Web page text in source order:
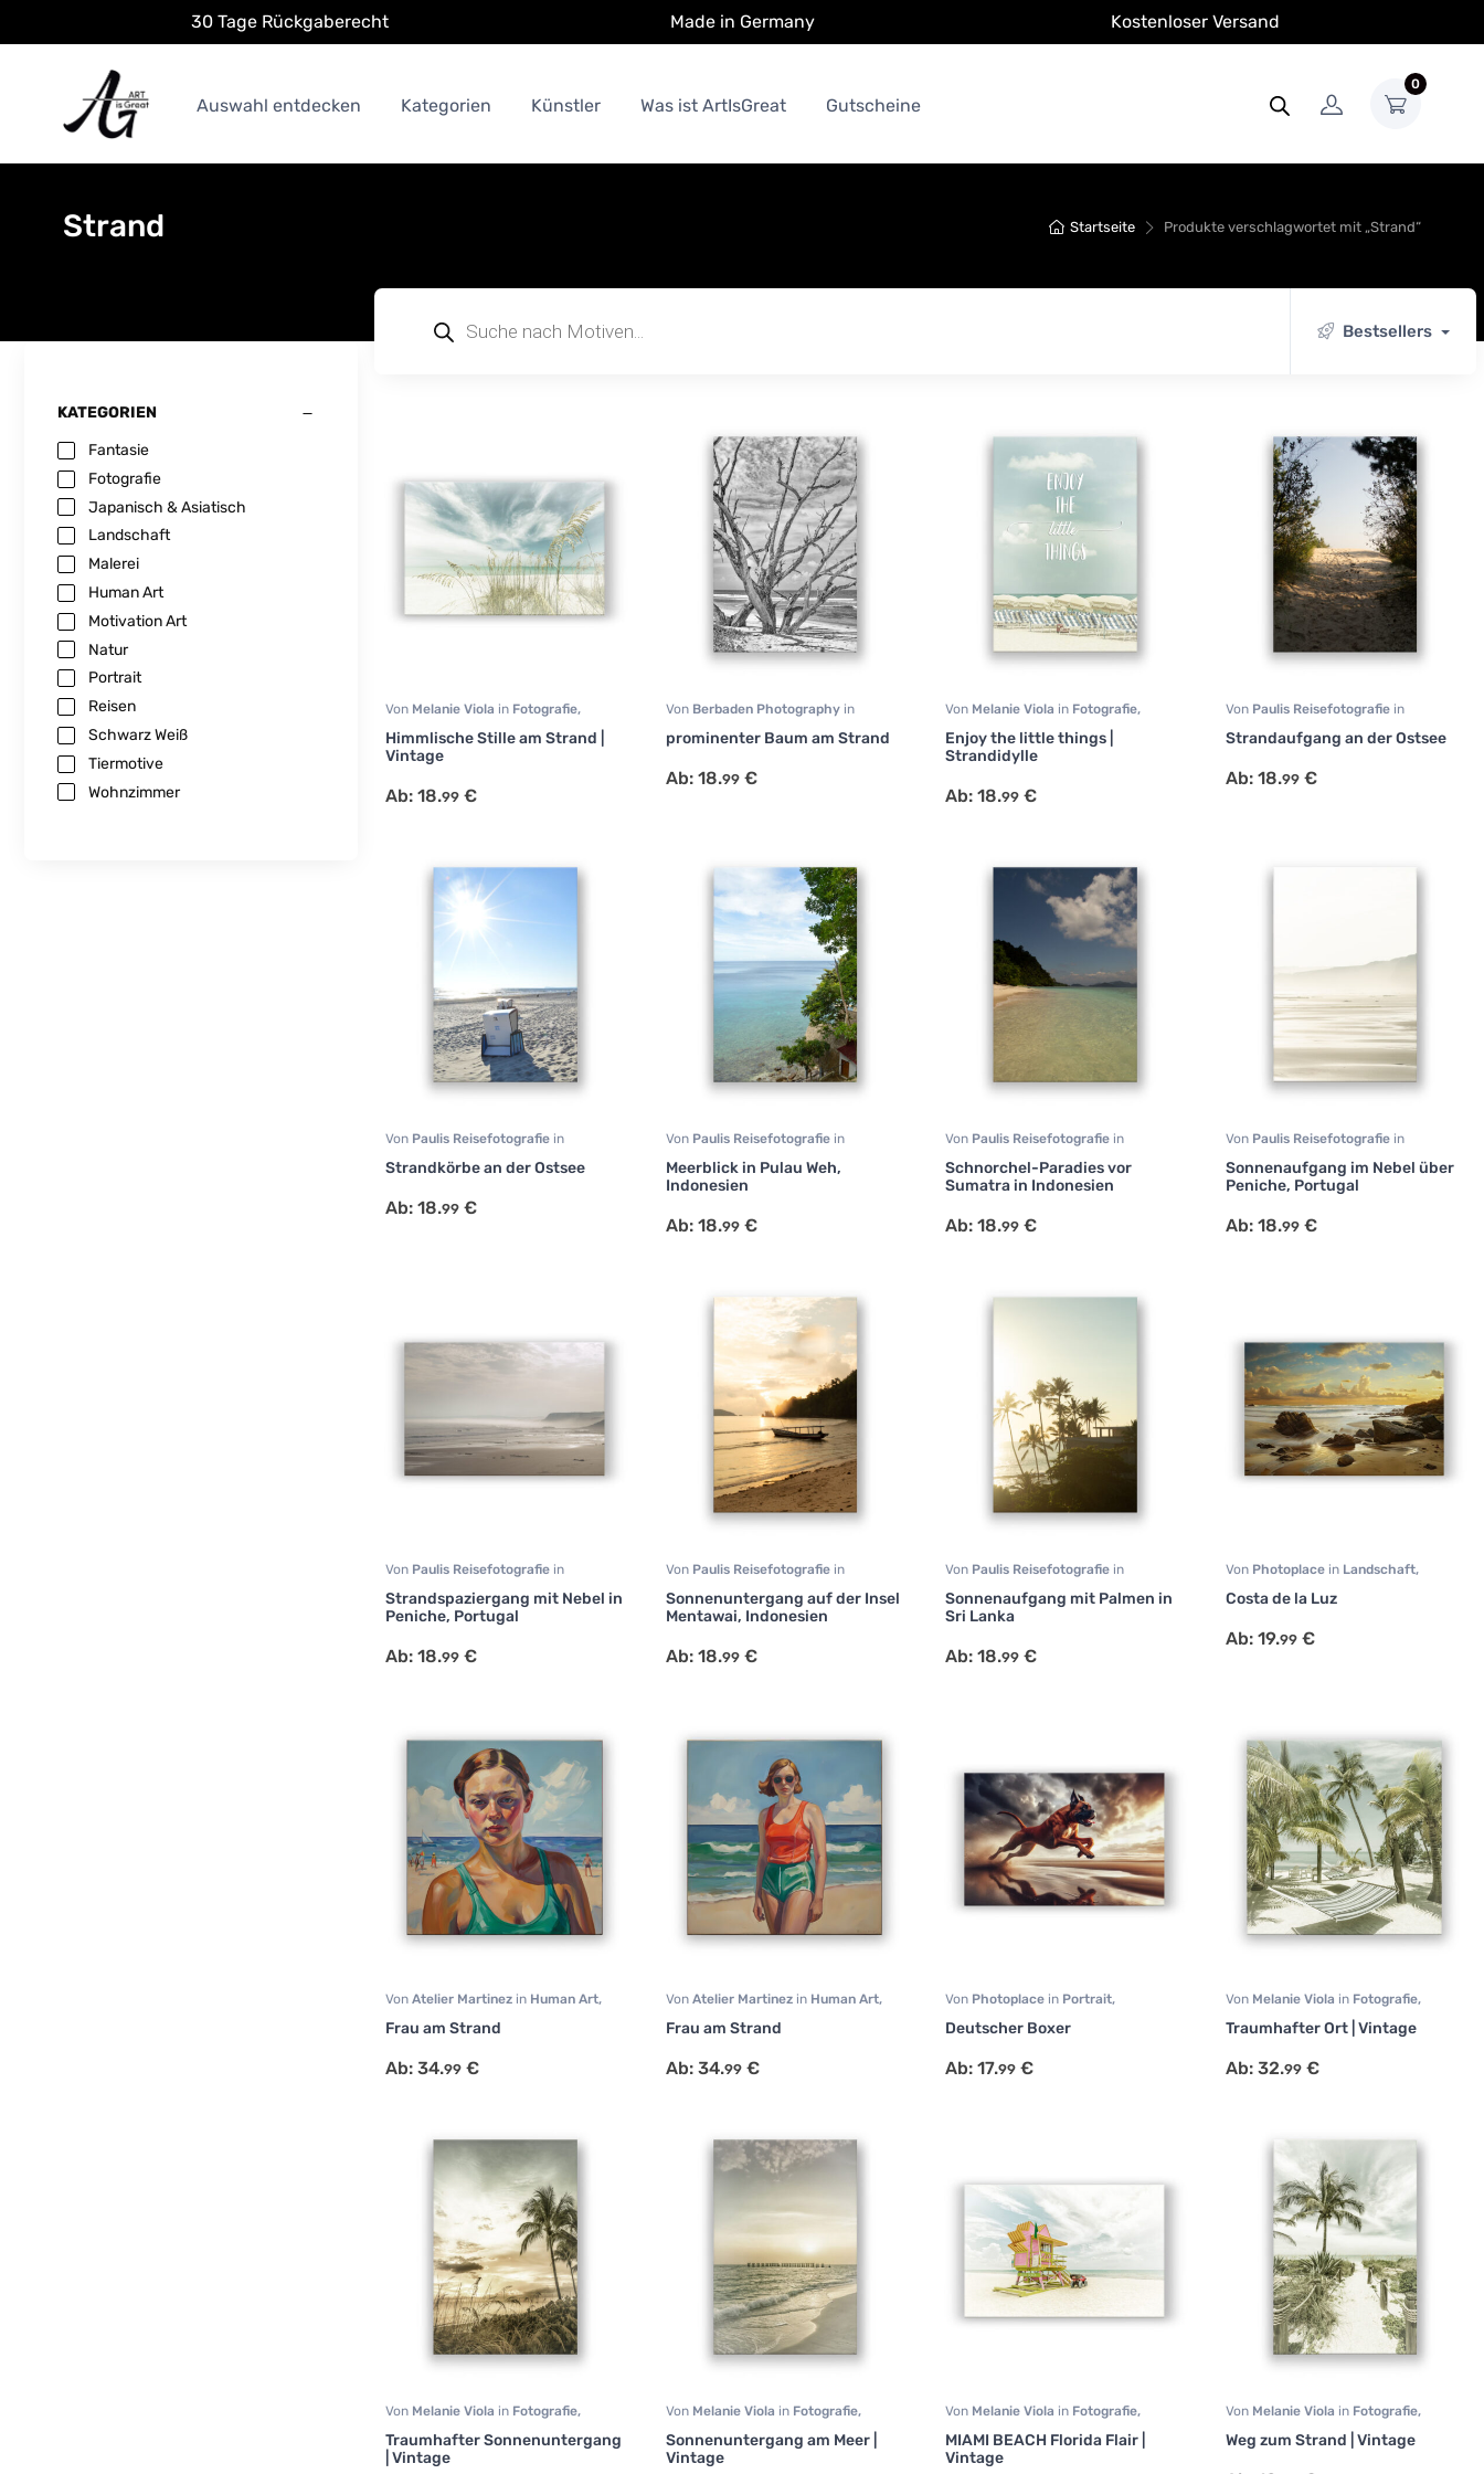
30 Tage Rückgaberecht Made in Germany Kostenloser Versand
0
Auswahl entdecken Kategorien Künstler Was ist ArtIsGreat Gutscheine
Startseite Produkte verschlagwortet mit „Strand“
Strand
Bestsellers
Von Melanie Viola in Fotografie,
Landschaft
Natur
Himmlische Stille am Strand |
Vintage
Ab:18.99 €
Von Berbaden Photography in
Fotografie
prominenter Baum am Strand
Ab: 18.99 €
Von Melanie Viola in Fotografie,
Motivation Art
Reisen
Enjoy the little things |
Strandidylle
Ab:18.99 €
Von Paulis Reisefotografie in
Natur
Strandaufgang an der Ostsee
Ab: 18.99 €
Von Paulis Reisefotografie in
Fotografie, Natur Reisen
Strandkörbe an der Ostsee
Ab:18.99 €
Von Paulis Reisefotografie in
Fotografie , Natur Reisen
Meerblick in Pulau Weh,
Indonesien
Ab: 18.99 €
Von Paulis Reisefotografie in
Fotografie, Natur Reisen
Schnorchel-Paradies vor
Sumatra in Indonesien
Ab:18.99 €
Von Paulis Reisefotografie in
Fotografie
Natur Reisen
Sonnenaufgang im Nebel über
Peniche, Portugal
Ab: 18.99 €
Von Paulis Reisefotografie in
Natur
Strandspaziergang mit Nebel in
Peniche, Portugal
Ab:18.99 €
Von Paulis Reisefotografie in
Japanisch & Asiatisch
Reisen
Sonnenuntergang auf der Insel
Mentawai, Indonesien
Ab: 18.99 €
Von Paulis Reisefotografie in
Natur Reisen
Sonnenaufgang mit Palmen in
Sri Lanka
Ab:18.99 €
Von Photoplace in Landschaft,
Costa de la Luz
Ab: 19.99 €
VonAtelier Martinez in Human Art,
Natur
Portrait
Frau am Strand
Ab:34.99 €
Von Atelier Martinez in Human Art,
Landschaft , Malerei
Frau am Strand
Ab: 34.99 €
Von Photoplace in Portrait,
Tiermotive
Wohnzimmer
Deutscher Boxer
Ab:17.99 €
Von Melanie Viola in Fotografie,
Landschaft, Reisen
Traumhafter Ort | Vintage
Ab: 32.99 €
Von Melanie Viola in Fotografie,
Landschaft, Reisen
Traumhafter Sonnenuntergang
| Vintage
Von Melanie Viola in Fotografie,
Landschaft
Reisen
Sonnenuntergang am Meer |
Vintage
Von Melanie Viola in Fotografie,
Landschaft, Reisen
MIAMI BEACH Florida Flair |
Vintage
Von Melanie Viola in Fotografie,
Landschaft, Reisen
Weg zum Strand | Vintage
KATEGORIEN
Fantasie
Fotografie
Japanisch & Asiatisch
Landschaft
Malerei
Human Art
Motivation Art
Natur
Portrait
Reisen
Schwarz Weiß
Tiermotive
Wohnzimmer